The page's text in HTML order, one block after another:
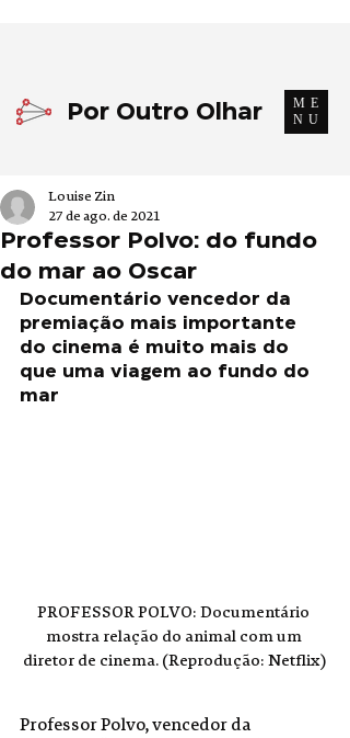
Por Outro Olhar
ME
NU
Professor Polvo: do fundo
do mar ao Oscar
Louise Zin
27 de ago. de 2021
Documentário vencedor da
premiação mais importante
do cinema é muito mais do
que uma viagem ao fundo do
mar
PROFESSOR POLVO: Documentário
mostra relação do animal com um
diretor de cinema. (Reprodução: Netflix)
Professor Polvo, vencedor da